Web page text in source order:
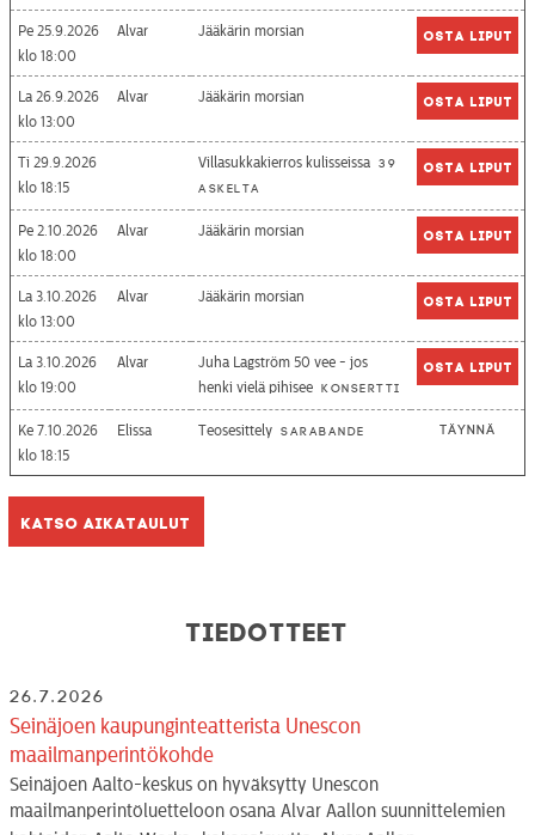
Pe 25.9.2026
18:00
Alvar Jääkärin morsian Osta liput
La 26.9.2026
13:00
Alvar Jääkärin morsian Osta liput
Ti 29.9.2026
18:15
Villasukkakierros kulisseissa 39
askelta
Osta liput
Pe 2.10.2026
18:00
Alvar Jääkärin morsian Osta liput
La 3.10.2026
13:00
Alvar Jääkärin morsian Osta liput
La 3.10.2026
19:00
Alvar
Juha Lagström 50 vee - jos
henki vielä pihisee Konsertti
Osta liput
Ke 7.10.2026
18:15
Elissa Teosesittely Sarabande Täynnä
Katso aikataulut
Tiedotteet
26.7.2026
Seinäjoen kaupunginteatterista Unescon
maailmanperintökohde
Seinäjoen Aalto-keskus on hyväksytty Unescon
maailmanperintöluetteloon osana Alvar Aallon suunnittelemien